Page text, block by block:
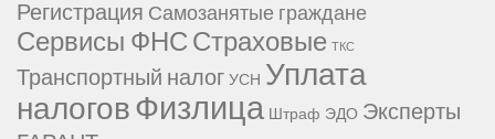
Регистрация Самозанятые граждане
Сервисы ФНССтраховые ТКС
Транспортный налогУСН Уплата
налоговФизлица Штраф ЭДО Эксперты